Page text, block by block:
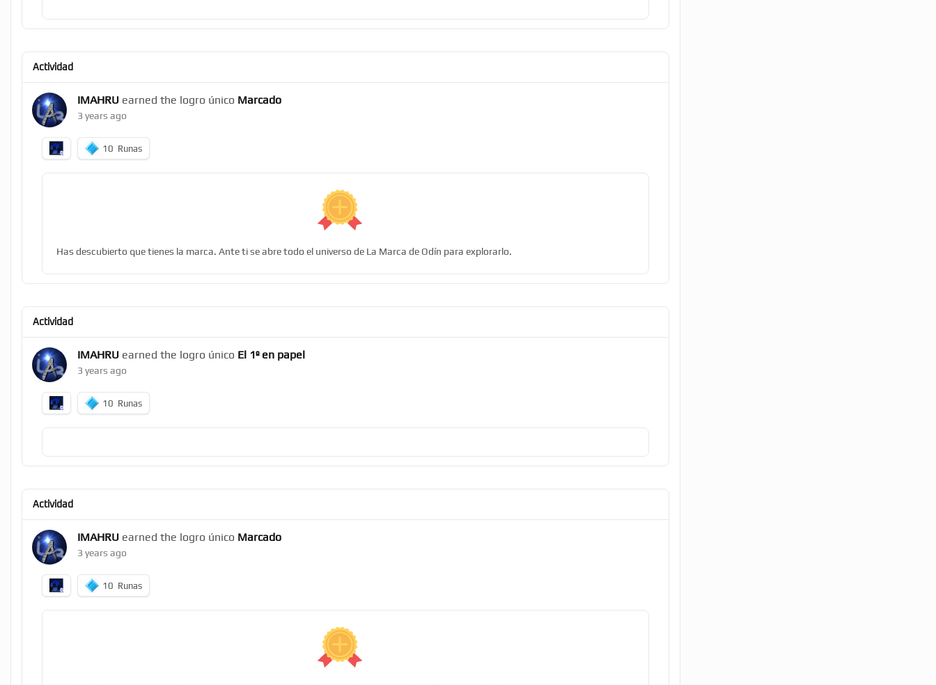
Actividad
IMAHRU earned the logro único Marcado
3 years ago
10 Runas
Has descubierto que tienes la marca. Ante ti se abre todo el universo de La Marca de Odín para explorarlo.
Actividad
IMAHRU earned the logro único El 1º en papel
3 years ago
10 Runas
Actividad
IMAHRU earned the logro único Marcado
3 years ago
10 Runas